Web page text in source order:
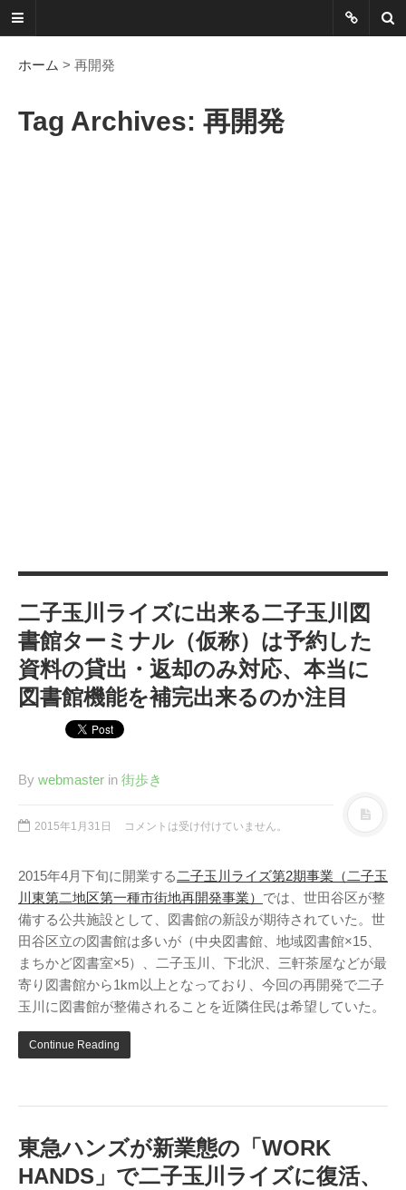
ネットに書か
れていないこ
とを綴る
暮らし(73)
ハウスキーピング (9)
健康
商品 (27)
手続き(36)
げっ歯類(6)
テレビ(8)
旅行 (8)
謎の円盤UFO(94)
関心 (87)
グルメ(14)
マーケティング(29)
文房具(11)
社会(8)
FAB
FANDERSON
ホーム > 再開発
Tag Archives: 再開発
二子玉川ライズに出来る二子玉川図
書館ターミナル（仮称）は予約した
資料の貸出・返却のみ対応、本当に
図書館機能を補完出来るのか注目
By webmaster in 街歩き
2015年1月31日 コメントは受け付けていません。
2015年4月下旬に開業する 二子玉川ライズ第2期事業（二子玉
川東第二地区第一種市街地再開発事業） では、世田谷区が整
備する公共施設として、図書館の新設が期待されていた。世
田谷区立の図書館は多いが（中央図書館、地域図書館×15、
まちかど図書室×5）、二子玉川、下北沢、三軒茶屋などが最
寄り図書館から1km以上となっており、今回の再開発で二子
玉川に図書館が整備されることを近隣住民は希望していた。
Continue Reading
東急ハンズが新業態の「WORK
HANDS」で二子玉川ライズに復活、